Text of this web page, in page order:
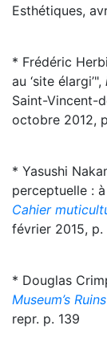
Esthétiques,
* Frédéric
au ‘site élargi’",
Saint-Vincent-
octobre 2012,
* Yasushi
perceptuelle :
Cahier
février 2015,
* Douglas
Museum’s Ruins
repr. p. 139